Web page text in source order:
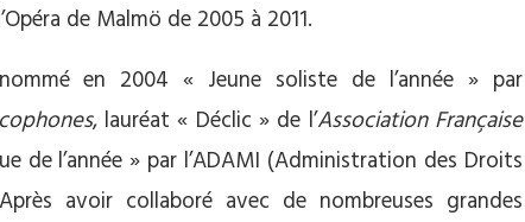
de Malmö de 2005 à 2011.
en 2004 « Jeune soliste de l’année » par
, lauréat « Déclic » de l’Association Française
de l’année » par l’ADAMI (Administration des Droits
avoir collaboré avec de nombreuses grandes